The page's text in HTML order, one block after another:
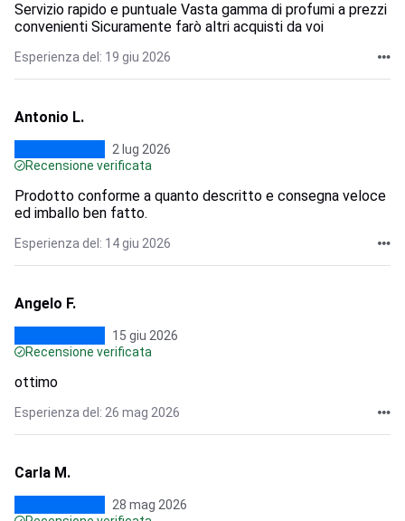
Servizio rapido e puntuale Vasta gamma di profumi a prezzi
convenienti Sicuramente farò altri acquisti da voi
Esperienza del: 19 giu 2026
Antonio L.
2 lug 2026
Recensione verificata
Prodotto conforme a quanto descritto e consegna veloce
ed imballo ben fatto.
Esperienza del: 14 giu 2026
Angelo F.
15 giu 2026
Recensione verificata
ottimo
Esperienza del: 26 mag 2026
Carla M.
28 mag 2026